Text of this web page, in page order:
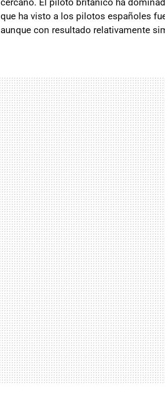
que ha visto a los pilotos españoles
aunque con resultado relativamente